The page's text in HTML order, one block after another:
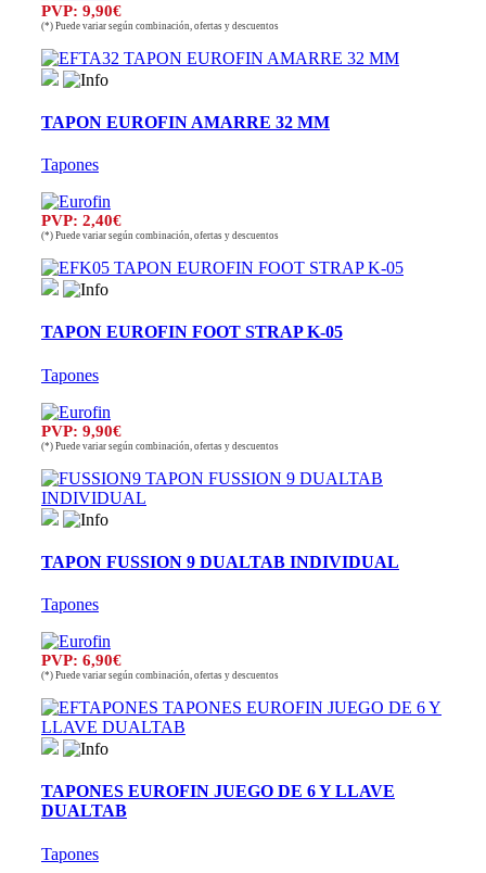
PVP: 9,90€
(*) Puede variar según combinación, ofertas y descuentos
TAPON EUROFIN AMARRE 32 MM
Tapones
PVP: 2,40€
(*) Puede variar según combinación, ofertas y descuentos
TAPON EUROFIN FOOT STRAP K-05
Tapones
PVP: 9,90€
(*) Puede variar según combinación, ofertas y descuentos
TAPON FUSSION 9 DUALTAB INDIVIDUAL
Tapones
PVP: 6,90€
(*) Puede variar según combinación, ofertas y descuentos
TAPONES EUROFIN JUEGO DE 6 Y LLAVE
DUALTAB
Tapones